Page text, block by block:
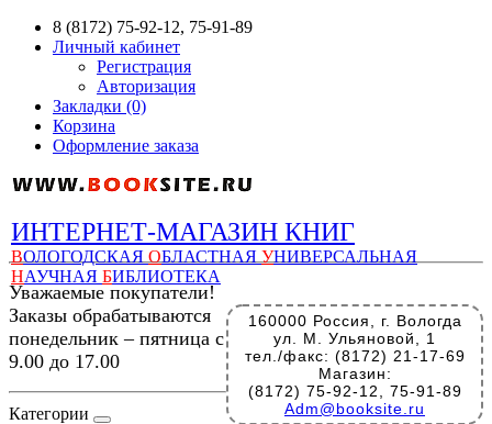
8 (8172) 75-92-12, 75-91-89
Личный кабинет
Регистрация
Авторизация
Закладки (0)
Корзина
Оформление заказа
ИНТЕРНЕТ-МАГАЗИН КНИГ
ВОЛОГОДСКАЯ ОБЛАСТНАЯ УНИВЕРСАЛЬНАЯ
НАУЧНАЯ БИБЛИОТЕКА
160000 Россия, г. Вологда
ул. М. Ульяновой, 1
тел./факс: (8172) 21-17-69
Магазин:
(8172) 75-92-12, 75-91-89
Adm@booksite.ru
Уважаемые покупатели!
Заказы обрабатываются
понедельник – пятница с
9.00 до 17.00
Категории